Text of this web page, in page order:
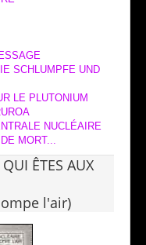
SCHLUMPFE UND
LE PLUTONIUM
NUCLÉAIRE
MORT...
ÊTES AUX
l'air)